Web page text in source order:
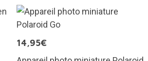
14,95€